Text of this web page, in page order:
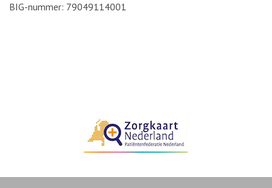
BIG-nummer: 79049114001